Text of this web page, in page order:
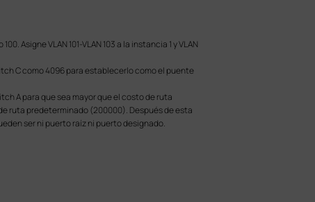
Asigne VLAN 101-VLAN 103 a la instancia 1 y VLAN
C como 4096 para establecerlo como el puente
A para que sea mayor que el costo de ruta
ruta predeterminado (200000). Después de esta
ser ni puerto raíz ni puerto designado.